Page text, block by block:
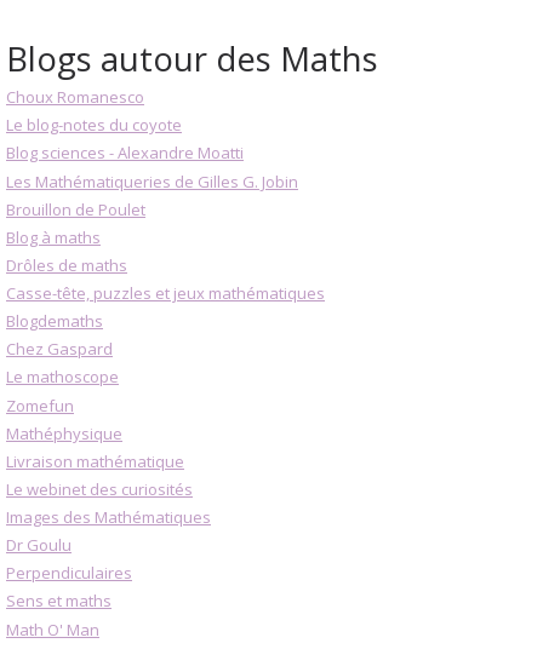
Blogs autour des Maths
Choux Romanesco
Le blog-notes du coyote
Blog sciences - Alexandre Moatti
Les Mathématiqueries de Gilles G. Jobin
Brouillon de Poulet
Blog à maths
Drôles de maths
Casse-tête, puzzles et jeux mathématiques
Blogdemaths
Chez Gaspard
Le mathoscope
Zomefun
Mathéphysique
Livraison mathématique
Le webinet des curiosités
Images des Mathématiques
Dr Goulu
Perpendiculaires
Sens et maths
Math O' Man